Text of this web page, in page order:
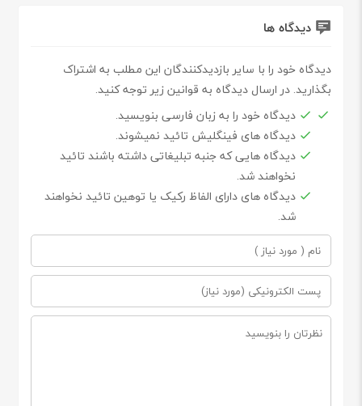
دیدگاه ها
دیدگاه خود را با سایر بازدیدکنندگان این مطلب به اشتراک
بگذارید. در ارسال دیدگاه به قوانین زیر توجه کنید.
دیدگاه خود را به زبان فارسی بنویسید.
دیدگاه های فینگلیش تائید نمیشوند.
دیدگاه هایی که جنبه تبلیغاتی داشته باشند تائید
نخواهند شد.
دیدگاه های دارای الفاظ رکیک یا توهین تائید نخواهند
شد.